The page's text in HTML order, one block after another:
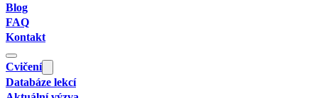
Blog
FAQ
Kontakt
Cvičení
Databáze lekcí